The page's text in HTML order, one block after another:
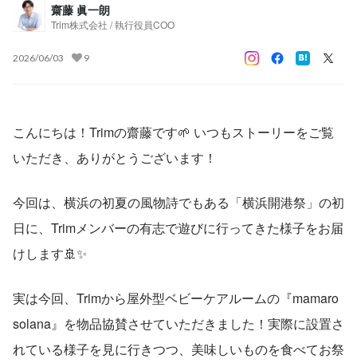
齋藤 眞一朗
Trim株式会社 / 執行役員COO
2026/06/03 9
こんにちは！Trimの齋藤です🌱 いつもストーリーをご覧
いただき、ありがとうございます！
今回は、横浜の初夏の風物詩でもある「横浜開港祭」の初
日に、Trimメンバーの有志で遊びに行ってきた様子をお届
けします🚢✨
実は今回、Trimから屋外型ベビーケアルームの『mamaro
solana』を物品協賛させていただきました！実際に設置さ
れている様子を見に行きつつ、美味しいものを食べてお祭